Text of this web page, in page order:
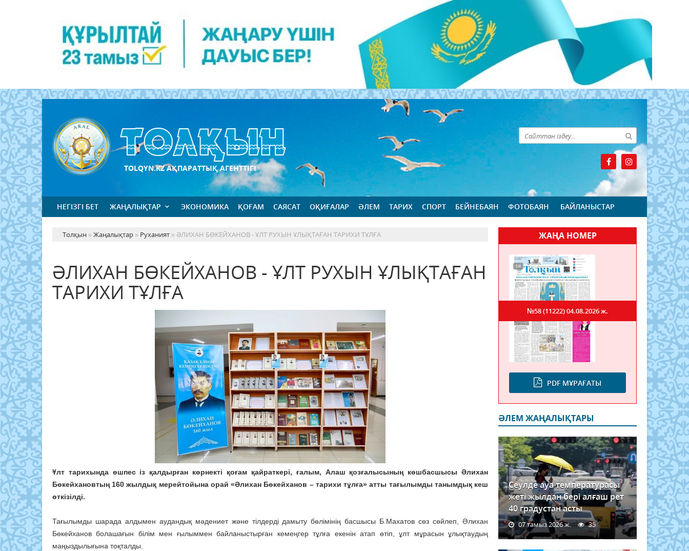
TOLQYN.KZ АҚПАРАТТЫҚ АГЕНТТІГІ
НЕГІЗГІ БЕТ ЖАҢАЛЫҚТАР ЭКОНОМИКА ҚОҒАМ САЯСАТ ОҚИҒАЛАР ӘЛЕМ ТАРИХ СПОРТ БЕЙНЕБАЯН ФОТОБАЯН БАЙЛАНЫСТАР
Толқын »Жаңалықтар » Руханият » ӘЛИХАН БӨКЕЙХАНОВ - ҰЛТ РУХЫН ҰЛЫҚТАҒАН ТАРИХИ ТҰЛҒА
ӘЛИХАН БӨКЕЙХАНОВ - ҰЛТ РУХЫН ҰЛЫҚТАҒАН
ТАРИХИ ТҰЛҒА
Ұлт тарихында өшпес із қалдырған көрнекті қоғам қайраткері, ғалым, Алаш қозғалысының көшбасшысы Әлихан
Бөкейхановтың 160 жылдық мерейтойына орай «Әлихан Бөкейханов – тарихи тұлға» атты тағылымды танымдық кеш
өткізілді.
Тағылымды шарада алдымен аудандық мәдениет және тілдерді дамыту бөлімінің басшысы Б.Махатов сөз сөйлеп, Әлихан
Бөкейханов болашағын білім мен ғылыммен байланыстырған кемеңгер тұлға екенін атап өтіп, ұлт мұрасын ұлықтаудың
маңыздылығына тоқталды.
ЖАҢА НОМЕР
PDF МҰРАҒАТЫ
№58 (11222)04.08.2026 ж.
ӘЛЕМ ЖАҢАЛЫҚТАРЫ
Сеулде ауа температурасы
жеті жылдан бері алғаш рет
40 градустан асты
07 тамыз 2026 ж. 35